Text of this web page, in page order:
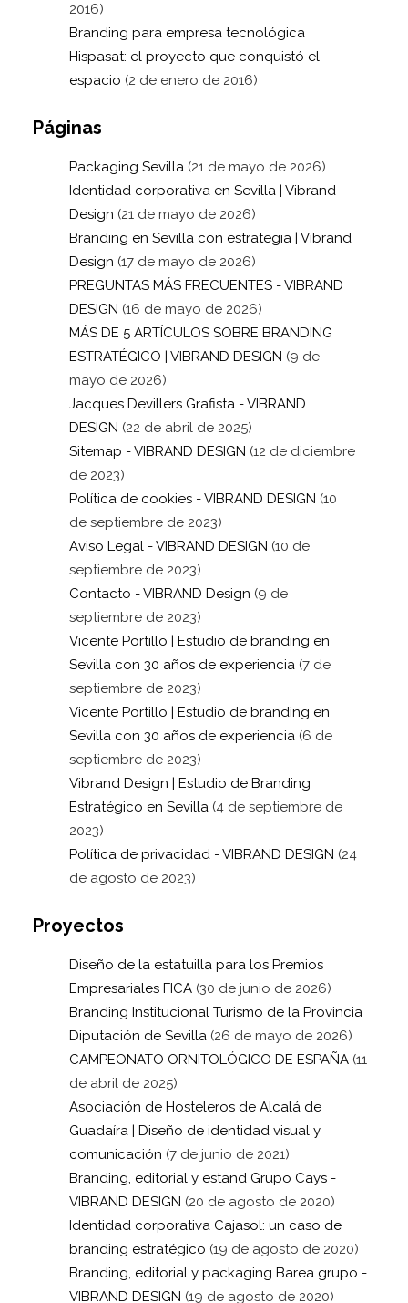
2016)
Branding para empresa tecnológica
Hispasat: el proyecto que conquistó el
espacio (2 de enero de 2016)
Páginas
Packaging Sevilla (21 de mayo de 2026)
Identidad corporativa en Sevilla | Vibrand
Design (21 de mayo de 2026)
Branding en Sevilla con estrategia | Vibrand
Design (17 de mayo de 2026)
PREGUNTAS MÁS FRECUENTES - VIBRAND
DESIGN (16 de mayo de 2026)
MÁS DE 5 ARTÍCULOS SOBRE BRANDING
ESTRATÉGICO | VIBRAND DESIGN (9 de
mayo de 2026)
Jacques Devillers Grafista - VIBRAND
DESIGN (22 de abril de 2025)
Sitemap - VIBRAND DESIGN (12 de diciembre
de 2023)
Política de cookies - VIBRAND DESIGN (10
de septiembre de 2023)
Aviso Legal - VIBRAND DESIGN (10 de
septiembre de 2023)
Contacto - VIBRAND Design (9 de
septiembre de 2023)
Vicente Portillo | Estudio de branding en
Sevilla con 30 años de experiencia (7 de
septiembre de 2023)
Vicente Portillo | Estudio de branding en
Sevilla con 30 años de experiencia (6 de
septiembre de 2023)
Vibrand Design | Estudio de Branding
Estratégico en Sevilla (4 de septiembre de
2023)
Política de privacidad - VIBRAND DESIGN (24
de agosto de 2023)
Proyectos
Diseño de la estatuilla para los Premios
Empresariales FICA (30 de junio de 2026)
Branding Institucional Turismo de la Provincia
Diputación de Sevilla (26 de mayo de 2026)
CAMPEONATO ORNITOLÓGICO DE ESPAÑA (11
de abril de 2025)
Asociación de Hosteleros de Alcalá de
Guadaíra | Diseño de identidad visual y
comunicación (7 de junio de 2021)
Branding, editorial y estand Grupo Cays -
VIBRAND DESIGN (20 de agosto de 2020)
Identidad corporativa Cajasol: un caso de
branding estratégico (19 de agosto de 2020)
Branding, editorial y packaging Barea grupo -
VIBRAND DESIGN (19 de agosto de 2020)